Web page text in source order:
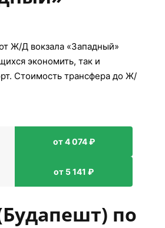
Ж/Д вокзала «Западный»
экономить, так и
Стоимость трансфера до Ж/
от 4 074 ₽
от 5 141 ₽
по